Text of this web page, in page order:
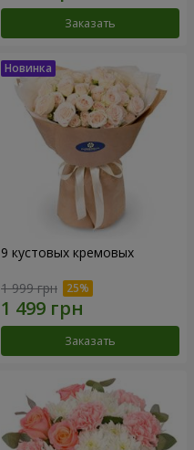
Заказать
9 кустовых кремовых
1 999 грн
Заказать